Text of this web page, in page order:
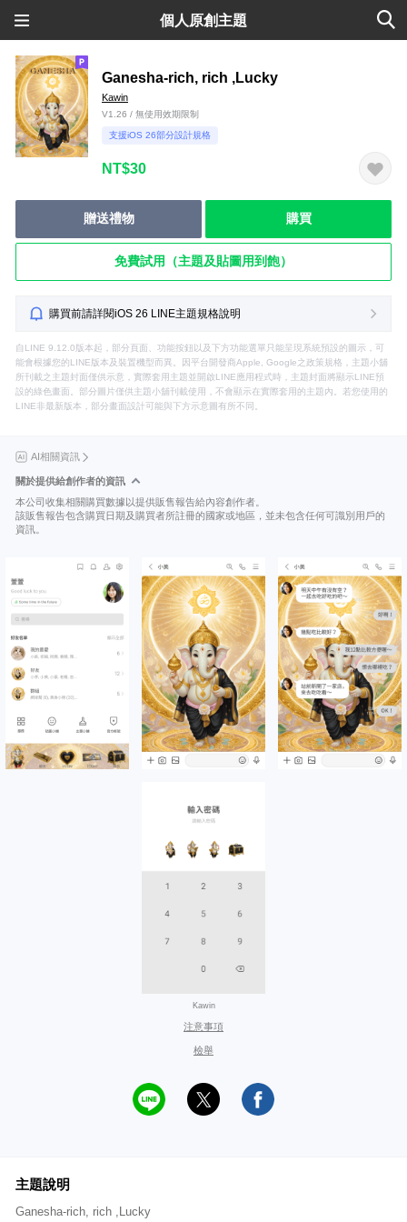
個人原創主題
Ganesha-rich, rich ,Lucky
Kawin
V1.26 / 無使用效期限制
支援iOS 26部分設計規格
NT$30
贈送禮物 購買
免費試用（主題及貼圖用到飽）
購買前請詳閱iOS 26 LINE主題規格說明
自LINE 9.12.0版本起，部分頁面、功能按鈕以及下方功能選單只能呈現系統預設的圖示，可
能會根據您的LINE版本及裝置機型而異。因平台開發商Apple, Google之政策規格，主題小舖
所刊載之主題封面僅供示意，實際套用主題並開啟LINE應用程式時，主題封面將顯示LINE預
設的綠色畫面。部分圖片僅供主題小舖刊載使用，不會顯示在實際套用的主題內。若您使用的
LINE非最新版本，部分畫面設計可能與下方示意圖有所不同。
AI相關資訊
關於提供給創作者的資訊
本公司收集相關購買數據以提供販售報告給內容創作者。
該販售報告包含購買日期及購買者所註冊的國家或地區，並未包含任何可識別用戶的
資訊。
Kawin
注意事項
檢舉
主題說明
Ganesha-rich, rich ,Lucky